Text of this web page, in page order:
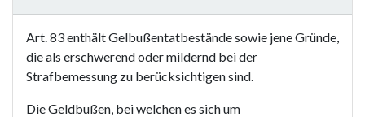
Art. 83enthält Gelbußentatbestände sowie jene Gründe,
die als erschwerend oder mildernd bei der
Strafbemessung zu berücksichtigen sind.
Die Geldbußen, bei welchen es sich um